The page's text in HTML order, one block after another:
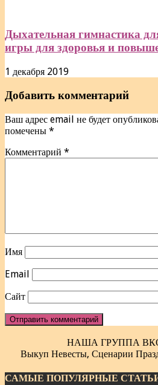
Дыхательная гимнастика
игры для здоровья и
1 декабря 2019
Добавить комментарий
Ваш адрес email не будет
помечены *
Комментарий *
Имя
Email
Сайт
НАША ГРУППА
Выкуп Невесты, Сценарии
САМЫЕ ПОПУЛЯРНЫЕ